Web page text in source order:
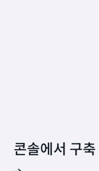
콘솔에서 구